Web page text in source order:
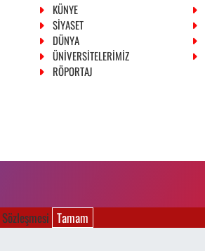
KÜNYE
SİYASET
DÜNYA
ÜNİVERSİTELERİMİZ
RÖPORTAJ
Tamam